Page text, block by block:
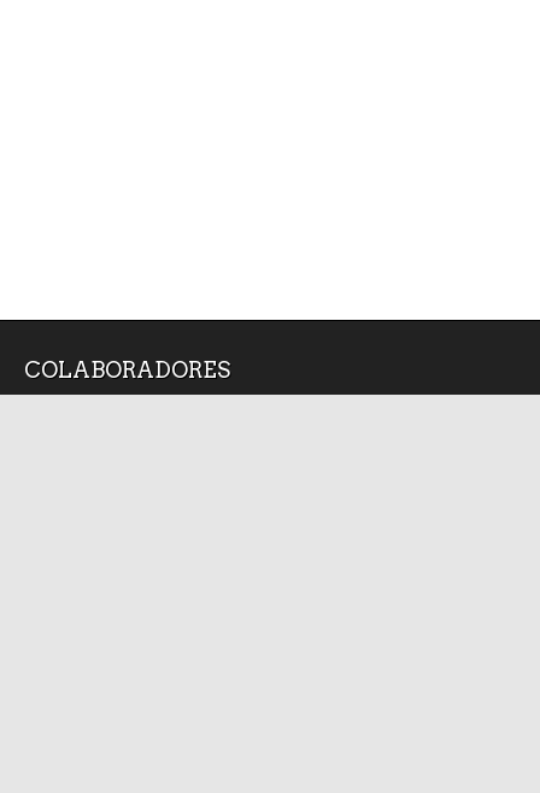
COLABORADORES